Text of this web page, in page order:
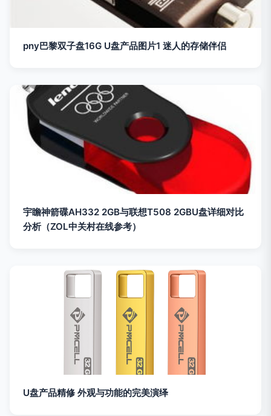
pny巴黎双子盘16G U盘产品图片1 迷人的存储伴侣
宇瞻神箭碟AH332 2GB与联想T508 2GBU盘详细对比
分析（ZOL中关村在线参考）
U盘产品精修 外观与功能的完美演绎